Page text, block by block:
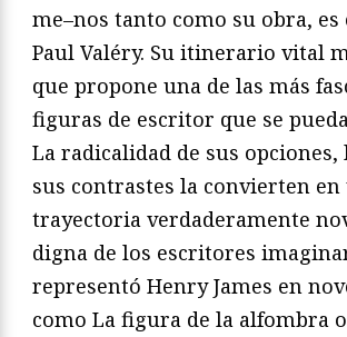
me–nos tanto como su obra,
Paul Valéry. Su itinerario vital
que propone una de las más
figuras de escritor que se
La radicalidad de sus opciones,
sus contrastes la convierten en
trayectoria verdaderamente
digna de los escritores
representó Henry James en
como La figura de la alfombra o